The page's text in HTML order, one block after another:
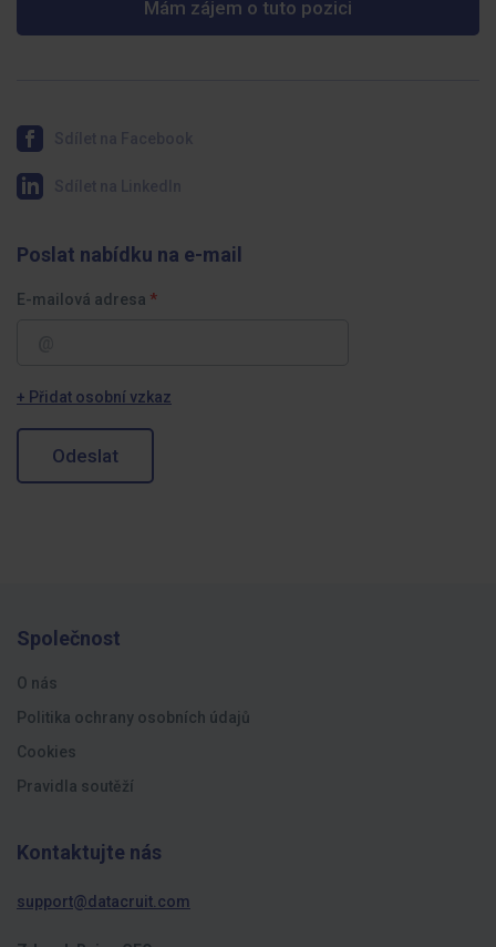
Mám zájem o tuto pozici
Poslat nabídku na e-mail
E-mailová adresa
+ Přidat osobní vzkaz
Odeslat
Společnost
O nás
Politika ochrany osobních údajů
Cookies
Pravidla soutěží
Kontaktujte nás
support@datacruit.com